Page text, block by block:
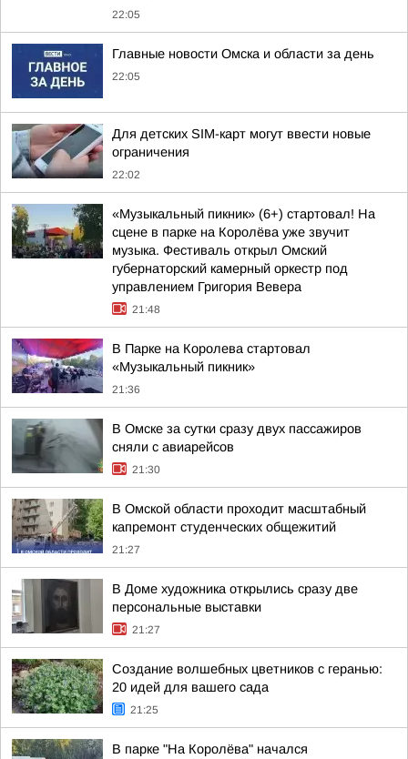
22:05
Главные новости Омска и области за день
22:05
Для детских SIM-карт могут ввести новые
ограничения
22:02
«Музыкальный пикник» (6+) стартовал! На
сцене в парке на Королёва уже звучит
музыка. Фестиваль открыл Омский
губернаторский камерный оркестр под
управлением Григория Вевера
21:48
В Парке на Королева стартовал
«Музыкальный пикник»
21:36
В Омске за сутки сразу двух пассажиров
сняли с авиарейсов
21:30
В Омской области проходит масштабный
капремонт студенческих общежитий
21:27
В Доме художника открылись сразу две
персональные выставки
21:27
Создание волшебных цветников с геранью:
20 идей для вашего сада
21:25
В парке "На Королёва" начался